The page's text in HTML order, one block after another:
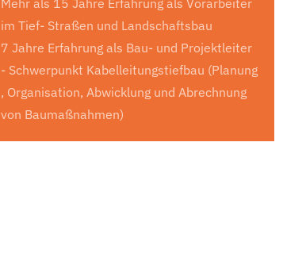
Mehr als 15 Jahre Erfahrung als Vorarbeiter
im Tief- Straßen und Landschaftsbau
7 Jahre Erfahrung als Bau- und Projektleiter
- Schwerpunkt Kabelleitungstiefbau (Planung
, Organisation, Abwicklung und Abrechnung
von Baumaßnahmen)